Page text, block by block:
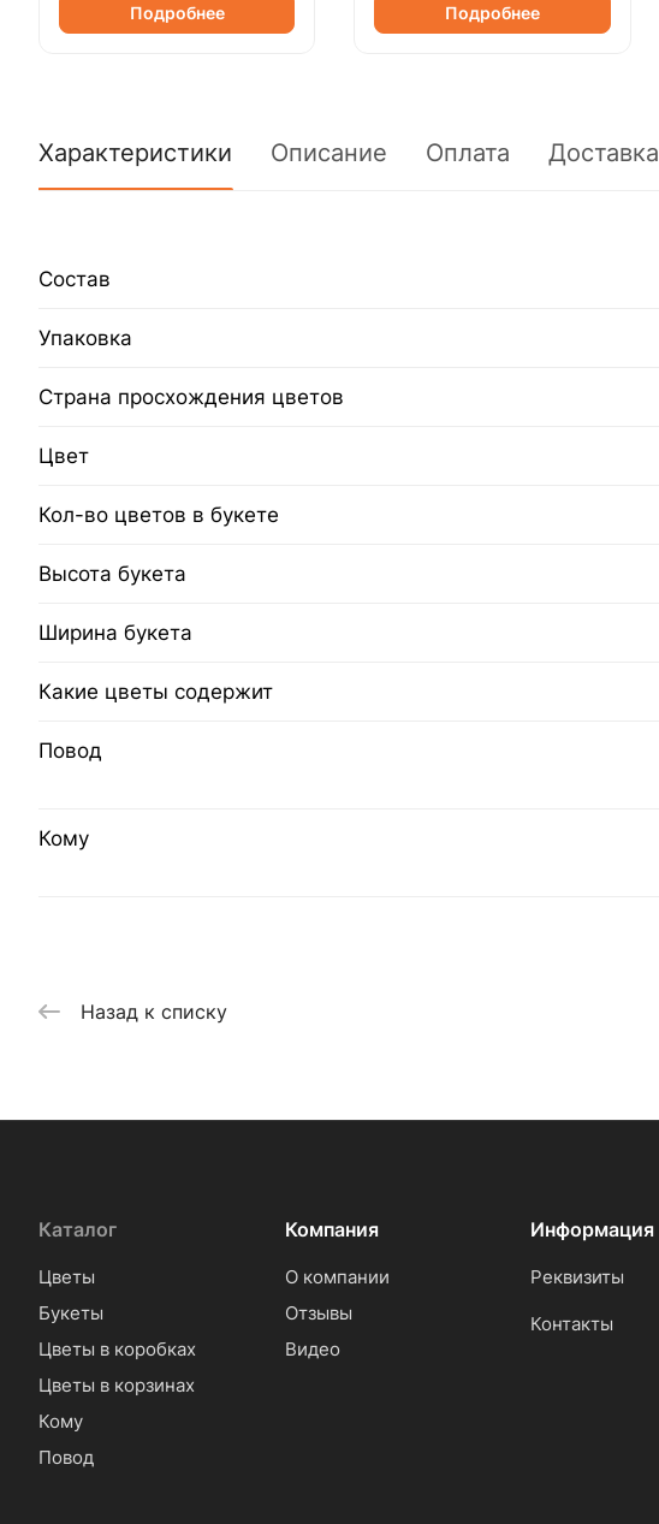
Подробнее Подробнее
Характеристики Описание Оплата Доставка
Состав
Упаковка
Страна просхождения цветов
Цвет
Кол-во цветов в букете
Высота букета
Ширина букета
Какие цветы содержит
Повод
Кому
Назад к списку
Каталог
Цветы
Букеты
Цветы в коробках
Цветы в корзинах
Кому
Повод
Компания
О компании
Отзывы
Видео
Информация
Реквизиты
Контакты